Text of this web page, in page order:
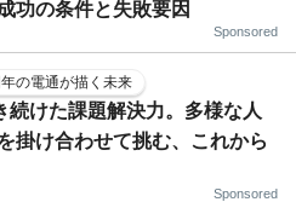
功の条件と失敗要因
Sponsored
の電通が描く未来
続けた課題解決力。多様な人
掛け合わせて挑む、これから
Sponsored